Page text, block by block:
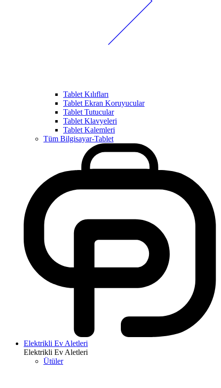
Tablet Kılıfları
Tablet Ekran Koruyucular
Tablet Tutucular
Tablet Klavyeleri
Tablet Kalemleri
Tüm Bilgisayar-Tablet
Elektrikli Ev Aletleri
Elektrikli Ev Aletleri
Ütüler